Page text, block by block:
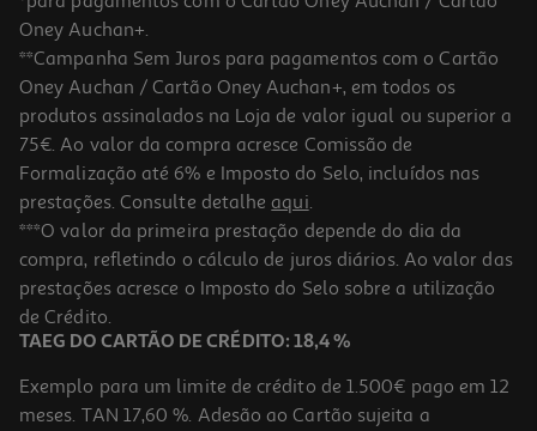
Oney Auchan+.
**Campanha Sem Juros para pagamentos com o Cartão
Oney Auchan / Cartão Oney Auchan+, em todos os
produtos assinalados na Loja de valor igual ou superior a
75€. Ao valor da compra acresce Comissão de
Formalização até 6% e Imposto do Selo, incluídos nas
prestações. Consulte detalhe aqui.
***O valor da primeira prestação depende do dia da
compra, refletindo o cálculo de juros diários. Ao valor das
prestações acresce o Imposto do Selo sobre a utilização
de Crédito.
TAEG DO CARTÃO DE CRÉDITO: 18,4 %
Exemplo para um limite de crédito de 1.500€ pago em 12
meses. TAN 17,60 %. Adesão ao Cartão sujeita a